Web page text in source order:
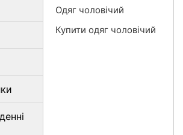
Одяг чоловічий
Купити одяг чоловічий